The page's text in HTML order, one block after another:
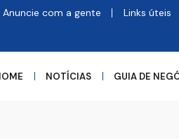
Anuncie com a gente Links úteis
NOTÍCIAS GUIA DE